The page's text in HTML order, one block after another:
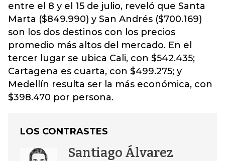
entre el 8 y el 15 de julio, reveló que Santa
Marta ($849.990) y San Andrés ($700.169)
son los dos destinos con los precios
promedio más altos del mercado. En el
tercer lugar se ubica Cali, con $542.435;
Cartagena es cuarta, con $499.275; y
Medellín resulta ser la más económica, con
$398.470 por persona.
LOS CONTRASTES
Santiago Álvarez